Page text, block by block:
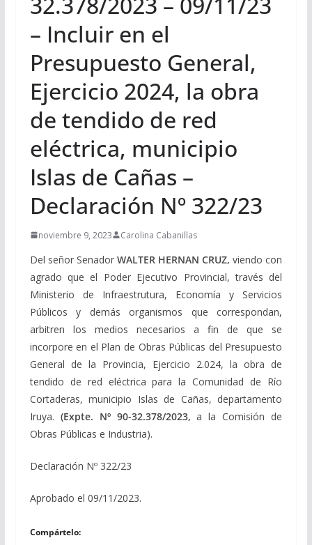
– Incluir en el
Presupuesto General,
Ejercicio 2024, la obra
de tendido de red
eléctrica, municipio
Islas de Cañas –
Declaración Nº 322/23
noviembre 9, 2023 Carolina Cabanillas
Del señor Senador WALTER HERNAN CRUZ, viendo con
agrado que el Poder Ejecutivo Provincial, través del
Ministerio de Infraestrutura, Economía y Servicios
Públicos y demás organismos que correspondan,
arbitren los medios necesarios a fin de que se
incorpore en el Plan de Obras Públicas del Presupuesto
General de la Provincia, Ejercicio 2.024, la obra de
tendido de red eléctrica para la Comunidad de Río
Cortaderas, municipio Islas de Cañas, departamento
Iruya. (Expte. Nº 90-32.378/2023,a la Comisión de
Obras Públicas e Industria).
Declaración Nº 322/23
Aprobado el 09/11/2023.
Compártelo: